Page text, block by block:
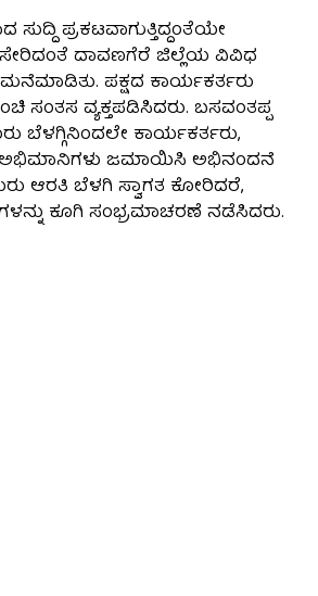
ಪ್ರಕಟವಾಗುತ್ತಿದ್ದಂತೆಯೇ
ಸೇರಿದಂತೆ ದಾವಣಗೆರೆ ಜಿಲ್ಲೆಯ ವಿವಿಧ
ಪಕ್ಷದ ಕಾರ್ಯಕರ್ತರು
ಸಂತಸ ವ್ಯಕ್ತಪಡಿಸಿದರು. ಬಸವಂತಪ್ಪ
ಬೆಳಗ್ಗಿನಿಂದಲೇ ಕಾರ್ಯಕರ್ತರು,
ಅಭಿಮಾನಿಗಳು ಜಮಾಯಿಸಿ ಅಭಿನಂದನೆ
ಆರತಿ ಬೆಳಗಿ ಸ್ವಾಗತ ಕೋರಿದರೆ,
ಕೂಗಿ ಸಂಭ್ರಮಾಚರಣೆ ನಡೆಸಿದರು.